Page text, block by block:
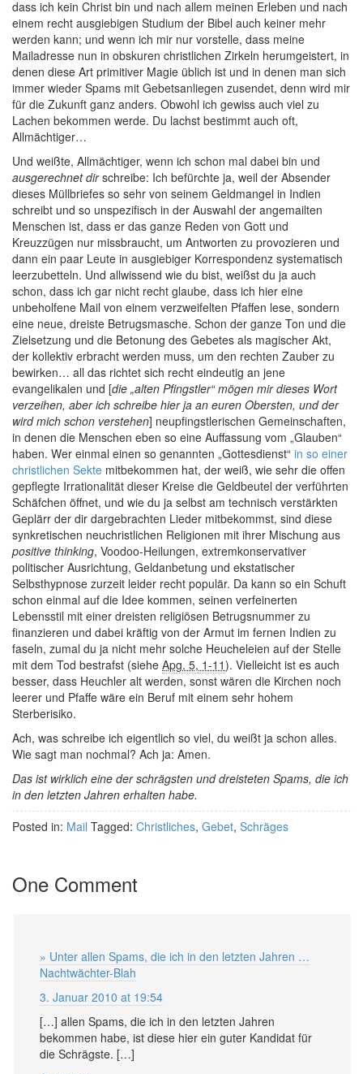
dass ich kein Christ bin und nach allem meinen Erleben und nach
einem recht ausgiebigen Studium der Bibel auch keiner mehr
werden kann; und wenn ich mir nur vorstelle, dass meine
Mailadresse nun in obskuren christlichen Zirkeln herumgeistert, in
denen diese Art primitiver Magie üblich ist und in denen man sich
immer wieder Spams mit Gebetsanliegen zusendet, denn wird mir
für die Zukunft ganz anders. Obwohl ich gewiss auch viel zu
Lachen bekommen werde. Du lachst bestimmt auch oft,
Allmächtiger…
Und weißte, Allmächtiger, wenn ich schon mal dabei bin und
ausgerechnet dirschreibe: Ich befürchte ja, weil der Absender
dieses Müllbriefes so sehr von seinem Geldmangel in Indien
schreibt und so unspezifisch in der Auswahl der angemailten
Menschen ist, dass er das ganze Reden von Gott und
Kreuzzügen nur missbraucht, um Antworten zu provozieren und
dann ein paar Leute in ausgiebiger Korrespondenz systematisch
leerzubetteln. Und allwissend wie du bist, weißst du ja auch
schon, dass ich gar nicht recht glaube, dass ich hier eine
unbeholfene Mail von einem verzweifelten Pfaffen lese, sondern
eine neue, dreiste Betrugsmasche. Schon der ganze Ton und die
Zielsetzung und die Betonung des Gebetes als magischer Akt,
der kollektiv erbracht werden muss, um den rechten Zauber zu
bewirken… all das richtet sich recht eindeutig an jene
evangelikalen und [die „alten Pfingstler“ mögen mir dieses Wort
verzeihen, aber ich schreibe hier ja an euren Obersten, und der
wird mich schon verstehen] neupfingstlerischen Gemeinschaften,
in denen die Menschen eben so eine Auffassung vom „Glauben“
haben. Wer einmal einen so genannten „Gottesdienst“ in so einer
christlichen Sekte mitbekommen hat, der weiß, wie sehr die offen
gepflegte Irrationalität dieser Kreise die Geldbeutel der verführten
Schäfchen öffnet, und wie du ja selbst am technisch verstärkten
Geplärr der dir dargebrachten Lieder mitbekommst, sind diese
synkretischen neuchristlichen Religionen mit ihrer Mischung aus
positive thinking, Voodoo-Heilungen, extremkonservativer
politischer Ausrichtung, Geldanbetung und ekstatischer
Selbsthypnose zurzeit leider recht populär. Da kann so ein Schuft
schon einmal auf die Idee kommen, seinen verfeinerten
Lebensstil mit einer dreisten religiösen Betrugsnummer zu
finanzieren und dabei kräftig von der Armut im fernen Indien zu
faseln, zumal du ja nicht mehr solche Heucheleien auf der Stelle
mit dem Tod bestrafst (siehe Apg. 5, 1-11). Vielleicht ist es auch
besser, dass Heuchler alt werden, sonst wären die Kirchen noch
leerer und Pfaffe wäre ein Beruf mit einem sehr hohem
Sterberisiko.
Ach, was schreibe ich eigentlich so viel, du weißt ja schon alles.
Wie sagt man nochmal? Ach ja: Amen.
Das ist wirklich eine der schrägsten und dreisteten Spams, die ich
in den letzten Jahren erhalten habe.
Posted in: Mail Tagged: Christliches, Gebet, Schräges
One Comment
» Unter allen Spams, die ich in den letzten Jahren …
Nachtwächter-Blah
3. Januar 2010 at 19:54
[…] allen Spams, die ich in den letzten Jahren
bekommen habe, ist diese hier ein guter Kandidat für
die Schrägste. […]